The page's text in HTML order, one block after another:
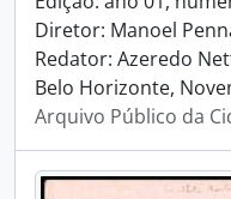
Diretor: Manoel
Redator: Azeredo
Belo Horizonte,
Arquivo Público da